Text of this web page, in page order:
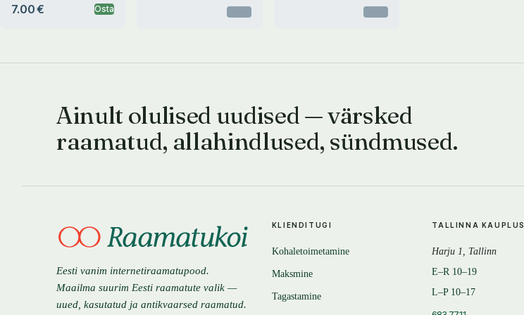
7.00 € Osta
Ainult olulised uudised — värsked
raamatud, allahindlused, sündmused.
Eesti vanim internetiraamatupood.
Maailma suurim Eesti raamatute valik —
uued, kasutatud ja antikvaarsed raamatud.
KLIENDITUGI
Kohaletoimetamine
Maksmine
Tagastamine
TALLINNA KAUPLUS
Harju 1, Tallinn
E–R 10–19
L–P 10–17